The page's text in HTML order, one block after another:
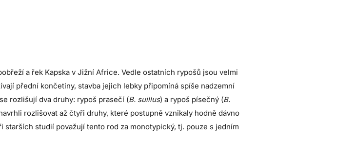
a řek Kapska v Jižní Africe. Vedle ostatních rypošů jsou velmi
přední končetiny, stavba jejich lebky připomíná spíše nadzemní
rozlišují dva druhy: rypoš prasečí (B. suillus) a rypoš písečný (B.
rozlišovat až čtyři druhy, které postupně vznikaly hodně dávno
starších studií považují tento rod za monotypický, tj. pouze s jedním